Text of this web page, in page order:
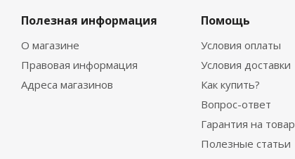
Полезная информация
О магазине
Правовая информация
Адреса магазинов
Помощь
Условия оплаты
Условия доставки
Как купить?
Вопрос-ответ
Гарантия на товар
Полезные статьи